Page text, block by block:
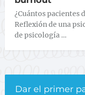
¿Cuántos pacientes
Reflexión de una
de psicología …
Dar el primer